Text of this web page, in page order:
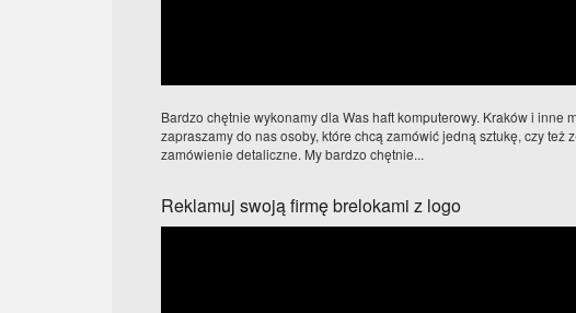
Bardzo chętnie wykonamy dla Was haft komputerowy. Kraków i inne
zapraszamy do nas osoby, które chcą zamówić jedną sztukę, czy też
zamówienie detaliczne. My bardzo chętnie...
Reklamuj swoją firmę brelokami z logo